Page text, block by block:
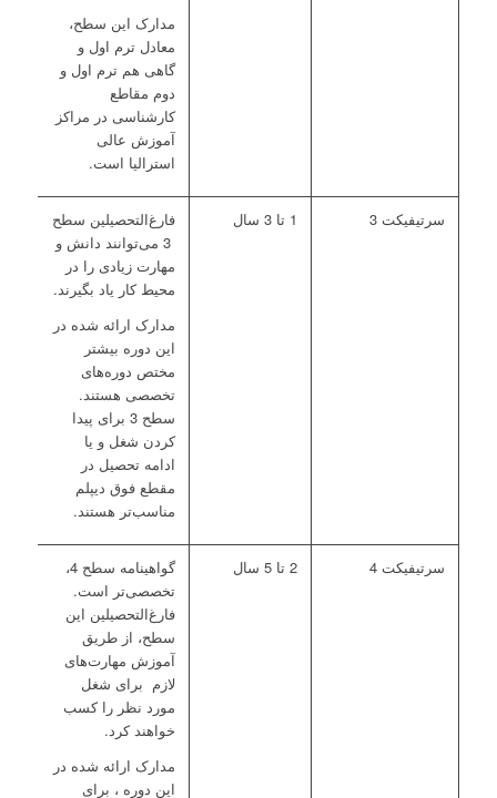
مدارک این سطح،
معادل ‌ترم اول و
گاهی هم ترم اول و
دوم مقاطع
کارشناسی در مراکز
آموزش عالی
استرالیا است.
سرتیفیکت 3 1 تا 3 سال
فارغ‌التحصیلین سطح
3 می‌توانند دانش و
مهارت زیادی را در
محیط کار یاد بگیرند.
مدارک ارائه شده در
این دوره بیشتر
مختص دوره‌های
تخصصی هستند.
سطح 3 برای پیدا
کردن شغل و یا
ادامه تحصیل در
مقطع فوق دیپلم
مناسب‌تر هستند.
سرتیفیکت 4 2 تا 5 سال
گواهینامه سطح 4،
تخصصی‌تر است.
فارغ‌التحصیلین این
سطح، از طریق
آموزش مهارت‌های
لازم برای شغل
مورد نظر را کسب
خواهند کرد.
مدارک ارائه شده در
این دوره ، برای